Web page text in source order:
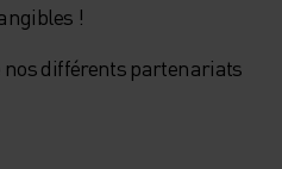
!
nos différents partenariats